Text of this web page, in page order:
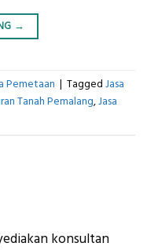
→
Pemetaan | Tagged Jasa
Tanah Pemalang,Jasa
konsultan